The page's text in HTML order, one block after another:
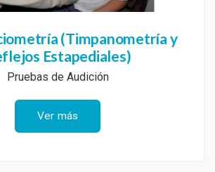
(Timpanometría y
Estapediales)
Pruebas de Audición
Ver más